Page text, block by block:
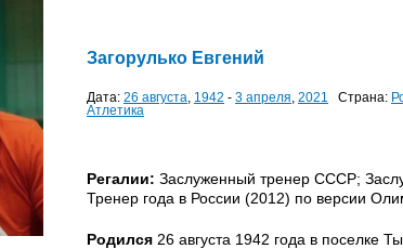
Загорулько Евгений
Дата: 26 августа, 1942 - 3 апреля, 2021 Страна:
Атлетика
Регалии: Заслуженный тренер СССР;
Тренер года в России (2012) по версии
Родился 26 августа 1942 года в поселке